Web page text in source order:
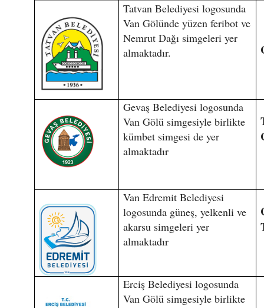
Tatvan Belediyesi logosunda
Van Gölünde yüzen feribot ve
Nemrut Dağı simgeleri yer
almaktadır.
Gevaş Belediyesi logosunda
Van Gölü simgesiyle birlikte
kümbet simgesi de yer
almaktadır
Van Edremit Belediyesi
logosunda güneş, yelkenli ve
akarsu simgeleri yer
almaktadır
Erciş Belediyesi logosunda
Van Gölü simgesiyle birlikte